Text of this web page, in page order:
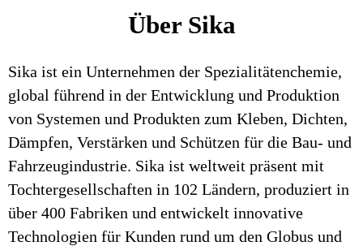
Über Sika
Sika ist ein Unternehmen der Spezialitätenchemie,
global führend in der Entwicklung und Produktion
von Systemen und Produkten zum Kleben, Dichten,
Dämpfen, Verstärken und Schützen für die Bau- und
Fahrzeugindustrie. Sika ist weltweit präsent mit
Tochtergesellschaften in 102 Ländern, produziert in
über 400 Fabriken und entwickelt innovative
Technologien für Kunden rund um den Globus und